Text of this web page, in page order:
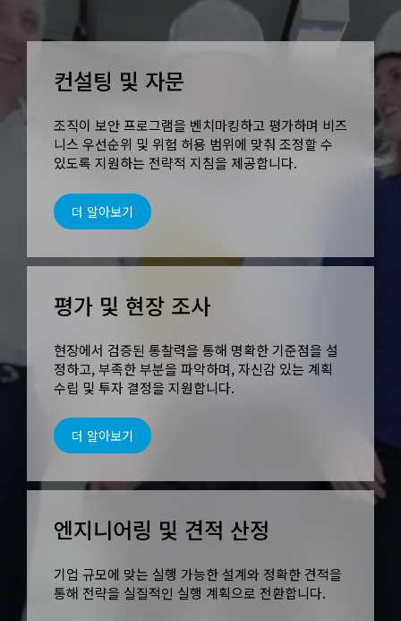
컨설팅 및 자문
조직이 보안 프로그램을 벤치마킹하고 평가하며 비즈
니스 우선순위 및 위험 허용 범위에 맞춰 조정할 수
있도록 지원하는 전략적 지침을 제공합니다.
더 알아보기
평가 및 현장 조사
현장에서 검증된 통찰력을 통해 명확한 기준점을 설
정하고, 부족한 부분을 파악하며, 자신감 있는 계획
수립 및 투자 결정을 지원합니다.
더 알아보기
엔지니어링 및 견적 산정
기업 규모에 맞는 실행 가능한 설계와 정확한 견적을
통해 전략을 실질적인 실행 계획으로 전환합니다.